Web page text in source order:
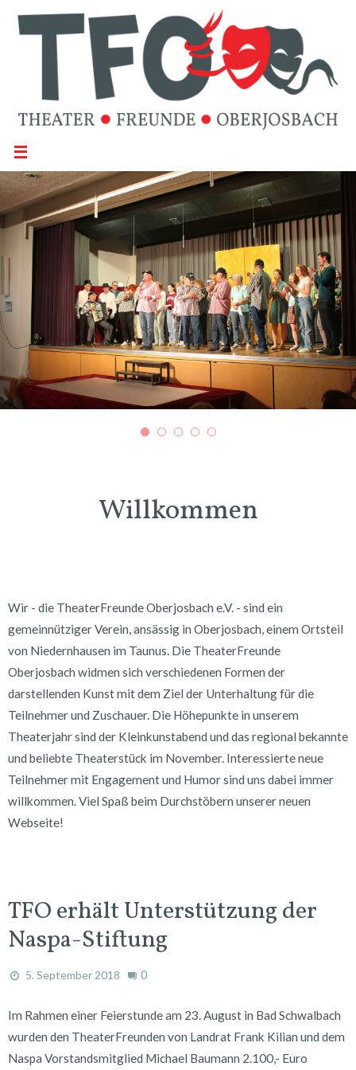
Willkommen
Wir - die TheaterFreunde Oberjosbach e.V. - sind ein
gemeinnütziger Verein, ansässig in Oberjosbach, einem Ortsteil
von Niedernhausen im Taunus. Die TheaterFreunde
Oberjosbach widmen sich verschiedenen Formen der
darstellenden Kunst mit dem Ziel der Unterhaltung für die
Teilnehmer und Zuschauer. Die Höhepunkte in unserem
Theaterjahr sind der Kleinkunstabend und das regional bekannte
und beliebte Theaterstück im November. Interessierte neue
Teilnehmer mit Engagement und Humor sind uns dabei immer
willkommen. Viel Spaß beim Durchstöbern unserer neuen
Webseite!
TFO erhält Unterstützung der
Naspa-Stiftung
5. September 2018 0
Im Rahmen einer Feierstunde am 23. August in Bad Schwalbach
wurden den TheaterFreunden von Landrat Frank Kilian und dem
Naspa Vorstandsmitglied Michael Baumann 2.100,- Euro